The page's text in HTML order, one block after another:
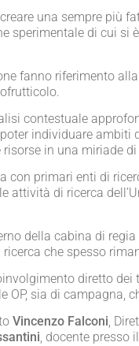
una sempre
sperimentale di cui
fanno riferimento
contestuale
individuare
in una miriade
con primari enti di
attività di ricerca
della cabina di
che spesso
diretto
sia di campagna,
Vincenzo Falconi,
, docente presso